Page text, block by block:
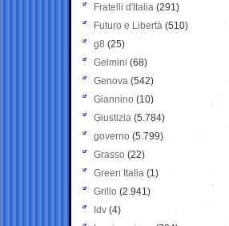
Fratelli d'Italia (291)
Futuro e Libertà (510)
g8 (25)
Gelmini (68)
Genova (542)
Giannino (10)
Giustizia (5.784)
governo (5.799)
Grasso (22)
Green Italia (1)
Grillo (2.941)
Idv (4)